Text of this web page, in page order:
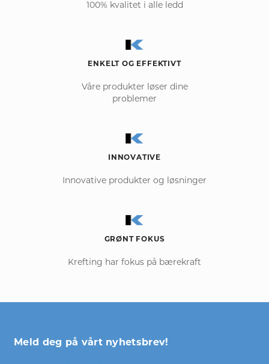
100% kvalitet i alle ledd
ENKELT OG EFFEKTIVT
Våre produkter løser dine
problemer
INNOVATIVE
Innovative produkter og løsninger
GRØNT FOKUS
Krefting har fokus på bærekraft
Meld deg på vårt nyhetsbrev!